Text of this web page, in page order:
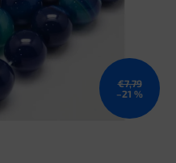
€7,79
–21 %